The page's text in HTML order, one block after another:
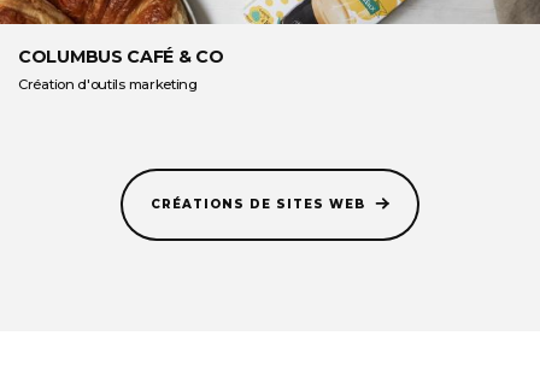
COLUMBUS CAFÉ & CO
Création d'outils marketing
CRÉATIONS DE SITES WEB